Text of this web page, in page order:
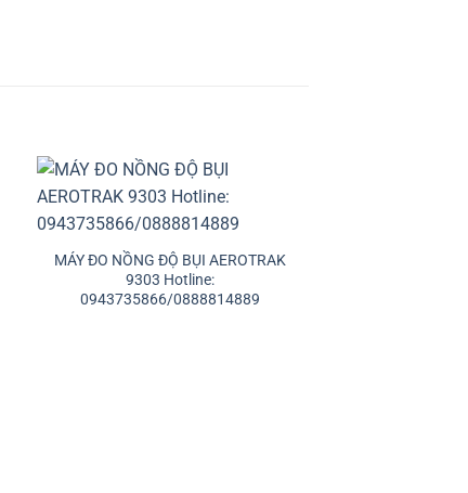
+
MÁY ĐO NỒNG ĐỘ BỤI AEROTRAK
9303 Hotline:
0943735866/0888814889